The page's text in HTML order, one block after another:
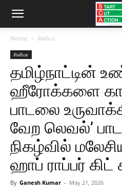
Home சினிமா
சினிமா
தமிழ்நாட்டின்
ஹீரோக்களை
பாடலை
வேற லெவல்’
நிகழ்வில்
ஹாப் ராப்பர் கிட்
By Ganesh Kumar - May 21, 2026